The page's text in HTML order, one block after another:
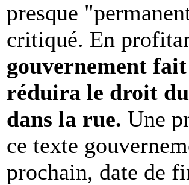
presque
critiqué. En
gouvernement
réduira le droit
dans la rue. Une
ce texte
prochain, date de